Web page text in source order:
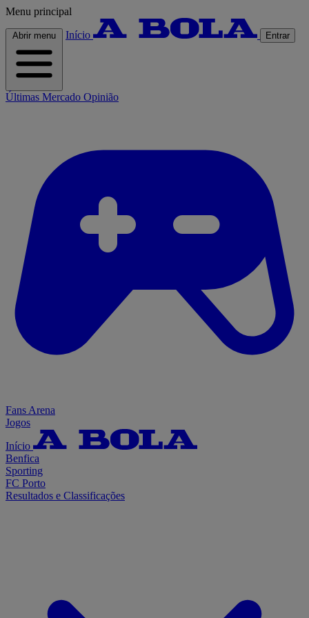
Menu principal
Abrir menu Início Entrar
Últimas Mercado Opinião
Fans Arena
Jogos
Início
Benfica
Sporting
FC Porto
Resultados e Classificações